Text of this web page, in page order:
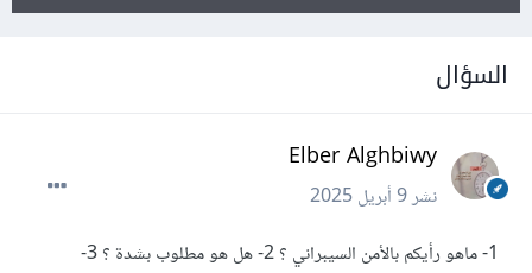
السؤال
Elber Alghbiwy
نشر9 أبريل 2025
1- ماهو رأيكم بالأمن السيبراني ؟ 2- هل هو مطلوب بشدة ؟ 3-